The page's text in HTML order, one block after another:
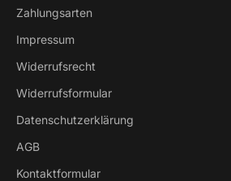
Zahlungsarten
Impressum
Widerrufsrecht
Widerrufsformular
Datenschutzerklärung
AGB
Kontaktformular